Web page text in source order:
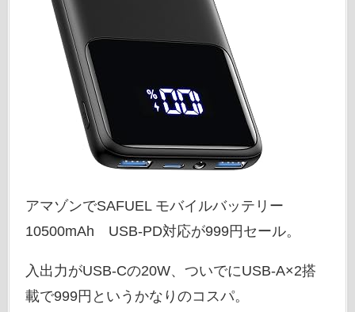
アマゾンでSAFUEL モバイルバッテリー
10500mAh USB-PD対応が999円セール。
入出力がUSB-Cの20W、ついでにUSB-A×2搭
載で999円というかなりのコスパ。